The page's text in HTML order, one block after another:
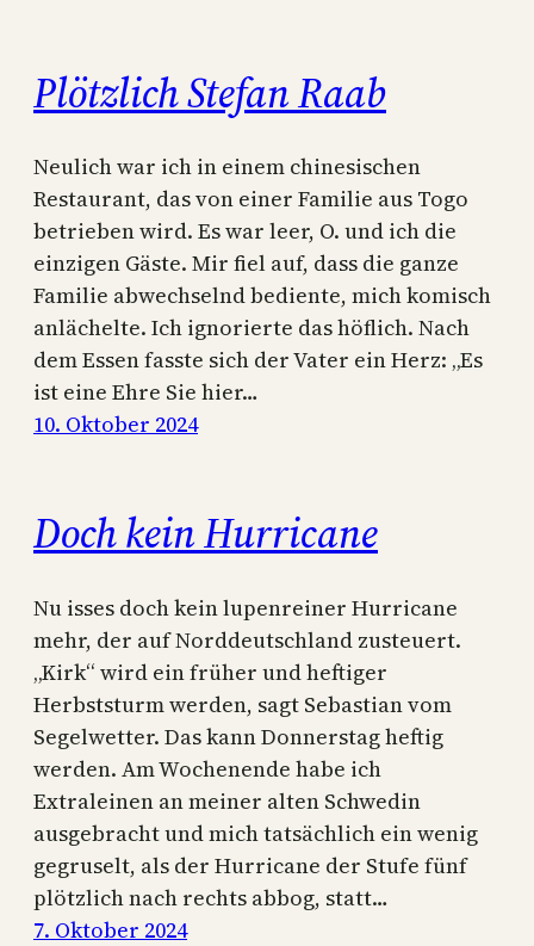
Plötzlich Stefan Raab
Neulich war ich in einem chinesischen
Restaurant, das von einer Familie aus Togo
betrieben wird. Es war leer, O. und ich die
einzigen Gäste. Mir fiel auf, dass die ganze
Familie abwechselnd bediente, mich komisch
anlächelte. Ich ignorierte das höflich. Nach
dem Essen fasste sich der Vater ein Herz: „Es
ist eine Ehre Sie hier…
10. Oktober 2024
Doch kein Hurricane
Nu isses doch kein lupenreiner Hurricane
mehr, der auf Norddeutschland zusteuert.
„Kirk“ wird ein früher und heftiger
Herbststurm werden, sagt Sebastian vom
Segelwetter. Das kann Donnerstag heftig
werden. Am Wochenende habe ich
Extraleinen an meiner alten Schwedin
ausgebracht und mich tatsächlich ein wenig
gegruselt, als der Hurricane der Stufe fünf
plötzlich nach rechts abbog, statt…
7. Oktober 2024